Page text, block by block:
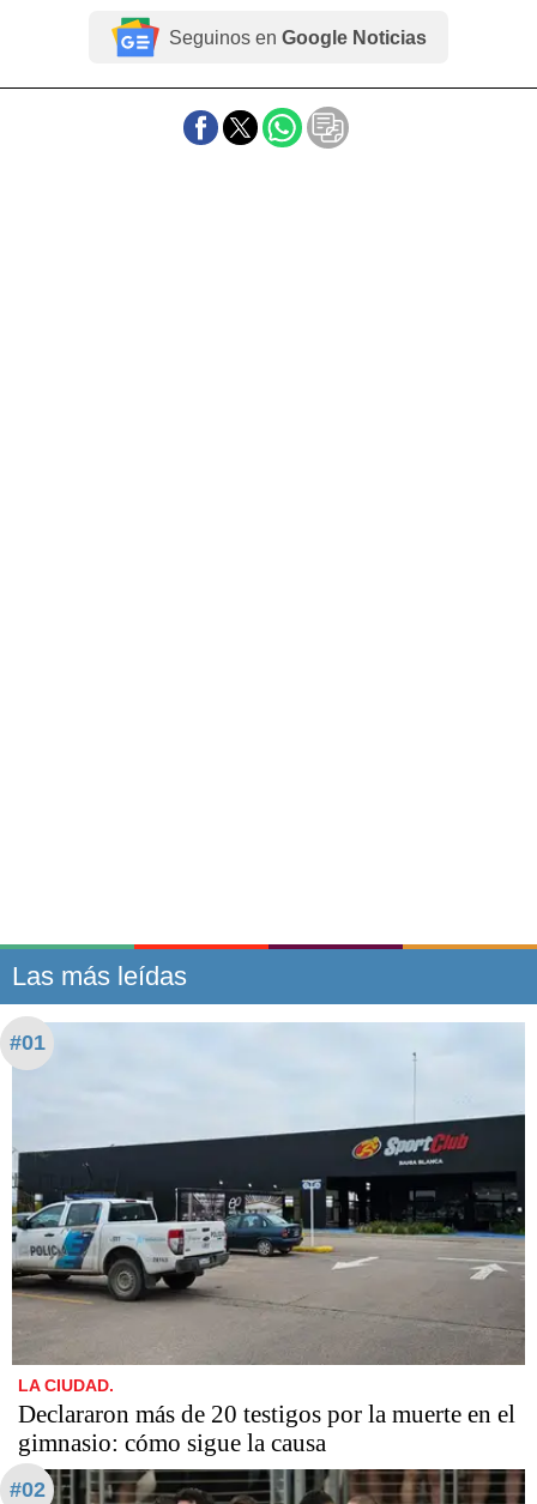
Seguinos en Google Noticias
Las más leídas
#01
LA CIUDAD.
Declararon más de 20 testigos por la muerte en el
gimnasio: cómo sigue la causa
#02